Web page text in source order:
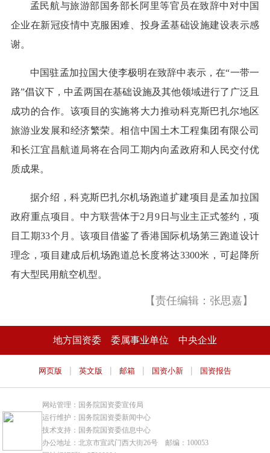
孟民航与旅游部国务部长阿里等官员在致辞中对中国
企业在新冠疫情中克服困难、投身孟基础设施建设表示感
谢。
中国驻孟加拉国大使李极明在致辞中表示，在“一带一
路”倡议下，中孟两国在基础设施及其他领域进行了广泛且
成功的合作。该项目的实施将大力推动科克斯巴扎尔地区
旅游业发展和经济繁荣。相信中国土木工程集团有限公司
和长江宜昌航道局将在合同工期内向孟政府和人民交付优
质成果。
据介绍，科克斯巴扎尔机场跑道扩建项目是孟加拉国
政府重点项目。中方联营体于2月9日与业主正式签约，项
目工期33个月。该项目借鉴了香港国际机场第三跑道设计
理念，项目建成后机场跑道总长度将达3300米，可起降所
有大型民用航空机型。
【责任编辑：张思嘉】
地方国资委 委属事业单位 中央企业
网页版 | 英文版 | 邮箱 | 国资小新 | 国资报告
网站管理：国务院国资委宣传局
运行维护：国务院国资委新闻中心
技术支持：国务院国资委信息中心
办公地址：北京市宣武门西大街26号 邮编：100053